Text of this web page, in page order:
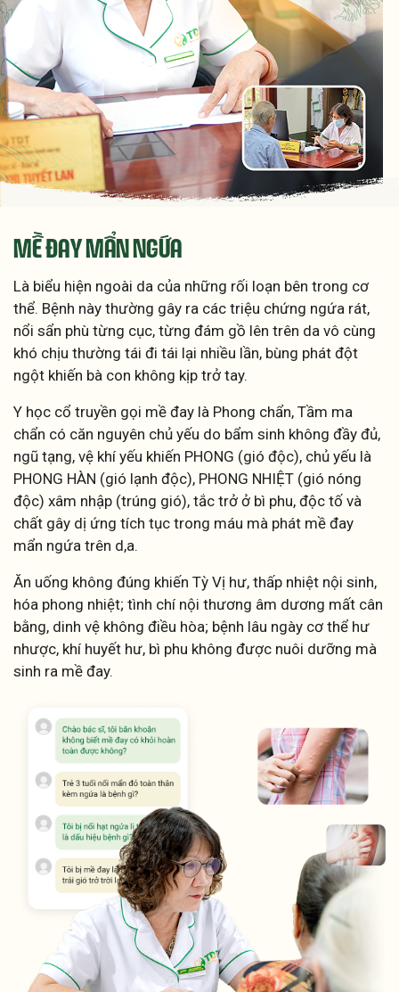
MỀ ĐAY MẨN NGỨA
Là biểu hiện ngoài da của những rối loạn bên trong cơ
thể. Bệnh này thường gây ra các triệu chứng ngứa rát,
nổi sẩn phù từng cục, từng đám gồ lên trên da vô cùng
khó chịu thường tái đi tái lại nhiều lần, bùng phát đột
ngột khiến bà con không kịp trở tay.
Y học cổ truyền gọi mề đay là Phong chẩn, Tầm ma
chẩn có căn nguyên chủ yếu do bẩm sinh không đầy đủ,
ngũ tạng, vệ khí yếu khiến PHONG (gió độc), chủ yếu là
PHONG HÀN (gió lạnh độc), PHONG NHIỆT (gió nóng
độc) xâm nhập (trúng gió), tắc trở ở bì phu, độc tố và
chất gây dị ứng tích tục trong máu mà phát mề đay
mẩn ngứa trên d,a.
Ăn uống không đúng khiến Tỳ Vị hư, thấp nhiệt nội sinh,
hóa phong nhiệt; tình chí nội thương âm dương mất cân
bằng, dinh vệ không điều hòa; bệnh lâu ngày cơ thể hư
nhược, khí huyết hư, bì phu không được nuôi dưỡng mà
sinh ra mề đay.